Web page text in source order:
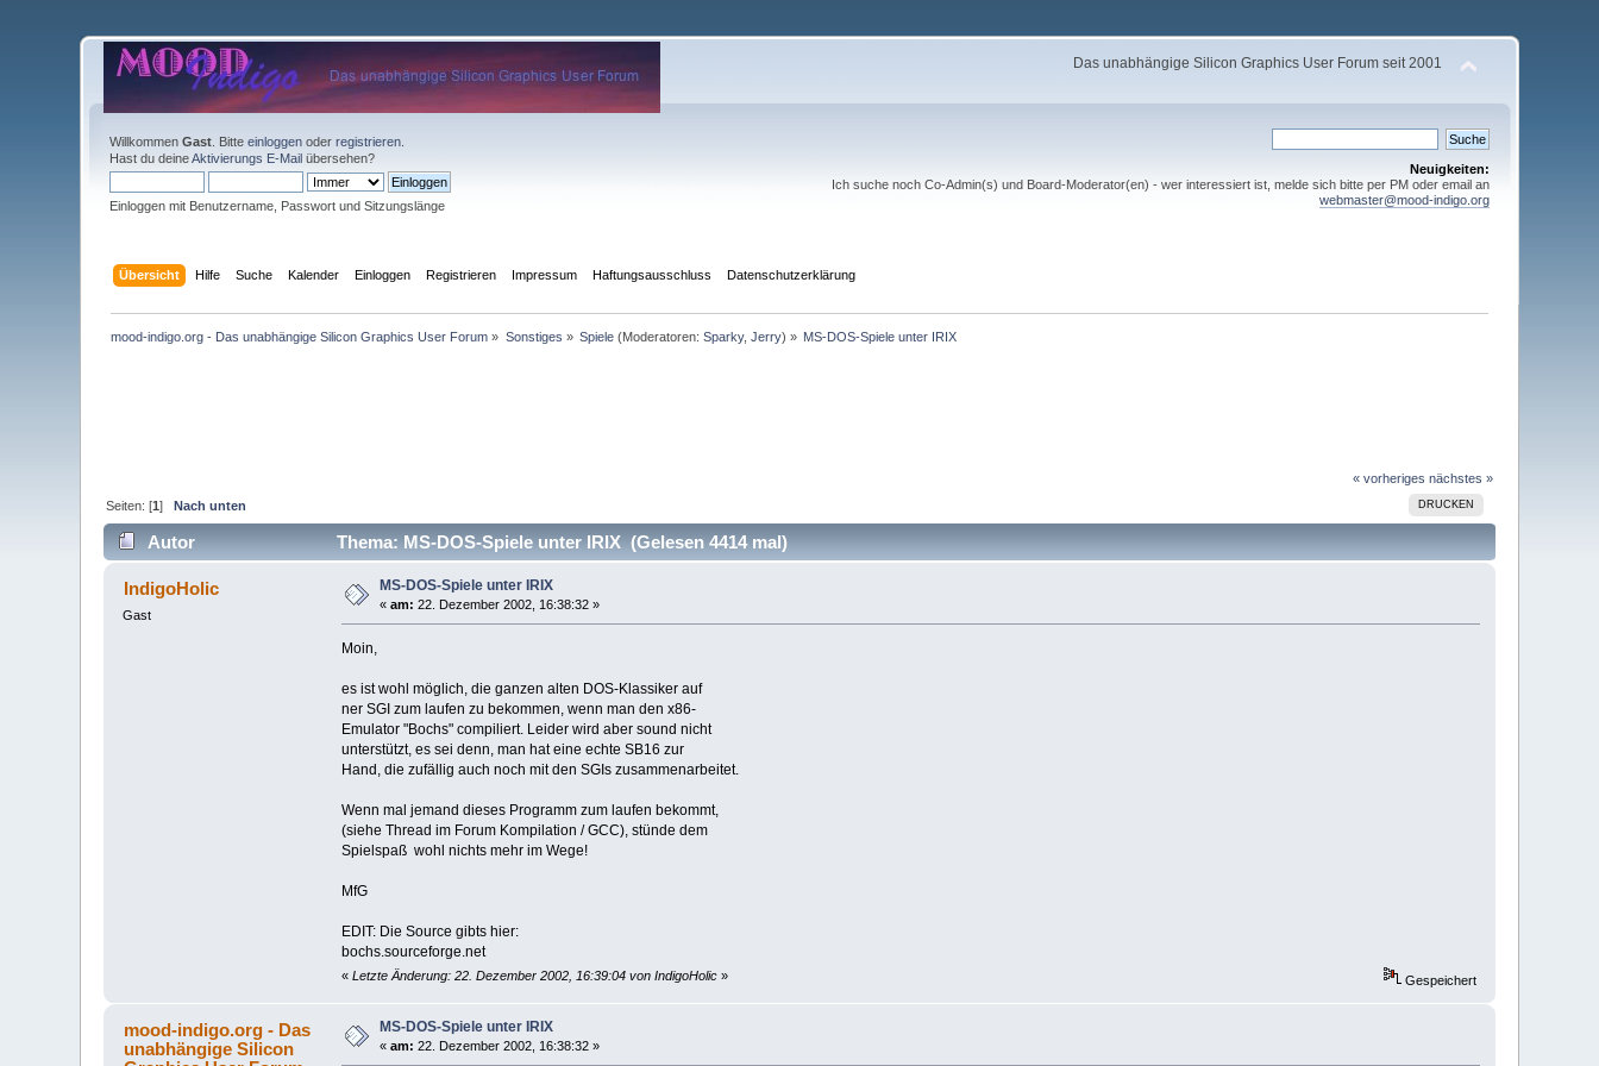
Das unabhängige Silicon Graphics User Forum seit 2001
WillkommenGast . Bitteeinloggen oderregistrieren
Hast du deineAktivierungs E-Mail übersehen?
Einloggen mit Benutzername, Passwort und Sitzungslänge
Neuigkeiten:
Ich suche noch Co-Admin(s) und Board-Moderator(en) - wer interessiert ist, melde sich bitte per PM oder email an
webmaster@mood-indigo.org
Übersicht Hilfe Suche Kalender Einloggen Registrieren Impressum Haftungsausschluss Datenschutzerklärung
mood-indigo.org - Das unabhängige Silicon Graphics User Forum » Sonstiges » Spiele (Moderatoren:Sparky,Jerry) » MS-DOS-Spiele unter IRIX
« vorheriges nächstes »
DRUCKEN
Seiten: [1]Nach unten
Autor Thema: MS-DOS-Spiele unter IRIX (Gelesen 4414 mal)
IndigoHolic
Gast
MS-DOS-Spiele unter IRIX
«am: 22. Dezember 2002, 16:38:32 »
Moin,
es ist wohl möglich, die ganzen alten DOS-Klassiker auf
ner SGI zum laufen zu bekommen, wenn man den x86-
Emulator "Bochs" compiliert. Leider wird aber sound nicht
unterstützt, es sei denn, man hat eine echte SB16 zur
Hand, die zufällig auch noch mit den SGIs zusammenarbeitet.
Wenn mal jemand dieses Programm zum laufen bekommt,
(siehe Thread im Forum Kompilation / GCC), stünde dem
Spielspaß wohl nichts mehr im Wege!
MfG
EDIT: Die Source gibts hier:
bochs.sourceforge.net
« Letzte Änderung: 22. Dezember 2002, 16:39:04 von IndigoHolic» Gespeichert
mood-indigo.org - Das
unabhängige Silicon
MS-DOS-Spiele unter IRIX
«am: 22. Dezember 2002, 16:38:32 »